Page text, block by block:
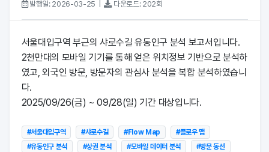
발행일: 2026-03-25 | 다운로드: 202회
서울대입구역 부근의 샤로수길 유동인구 분석 보고서입니다.
2천만대의 모바일 기기를 통해 얻은 위치정보 기반으로 분석하
였고, 외국인 방문, 방문자의 관심사 분석을 복합 분석하였습니
다.
2025/09/26(금) ~ 09/28(일) 기간 대상입니다.
#서울대입구역 #샤로수길 #Flow Map
#플로우 맵
#유동인구 분석
#상권 분석 #모바일 데이터 분석
#방문 동선